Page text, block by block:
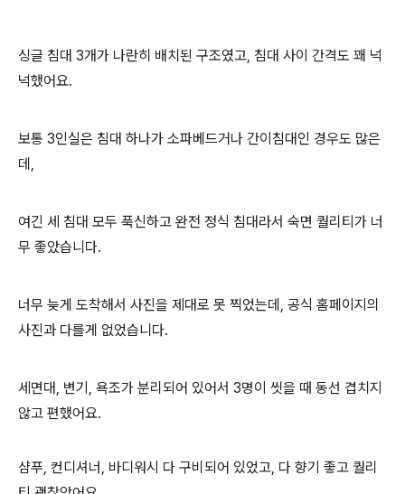
싱글 침대 3개가 나란히 배치된 구조였고, 침대 사이 간격도 꽤 넉
넉했어요.
보통 3인실은 침대 하나가 소파베드거나 간이침대인 경우도 많은
데,
여긴 세 침대 모두 푹신하고 완전 정식 침대라서 숙면 퀄리티가 너
무 좋았습니다.
너무 늦게 도착해서 사진을 제대로 못 찍었는데, 공식 홈페이지의
사진과 다를게 없었습니다.
세면대, 변기, 욕조가 분리되어 있어서 3명이 씻을 때 동선 겹치지
않고 편했어요.
샴푸, 컨디셔너, 바디워시 다 구비되어 있었고, 다 향기 좋고 퀄리